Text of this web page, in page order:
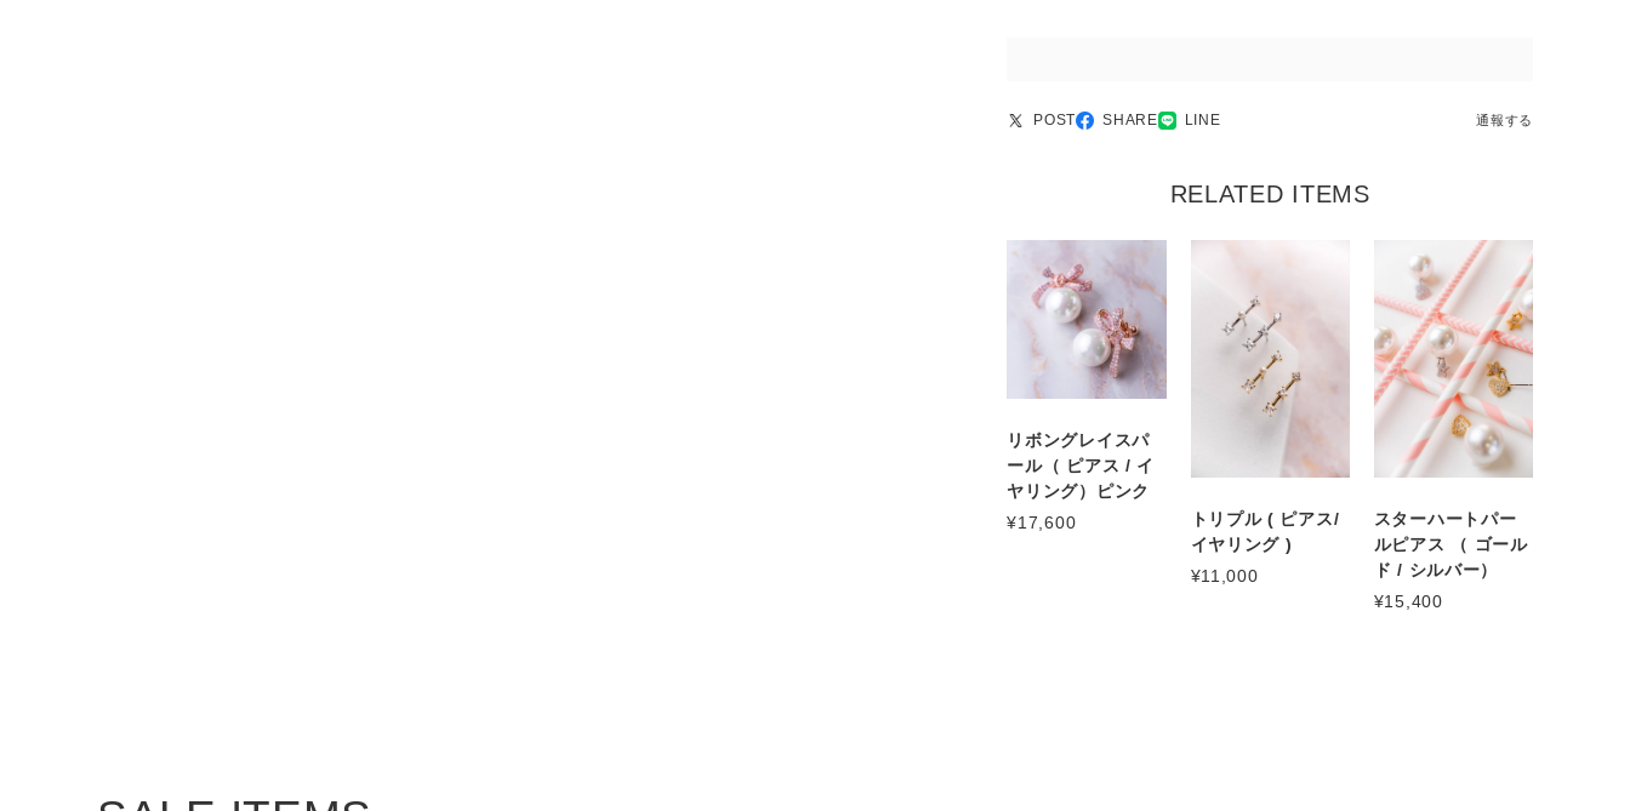
POST SHARE LINE 通報する
RELATED ITEMS
リボングレイスパ
ール（ ピアス / イ
ヤリング）ピンク
¥17,600
トリプル ( ピアス/
イヤリング )
¥11,000
スターハートパー
ルピアス （ ゴール
ド / シルバー）
¥15,400